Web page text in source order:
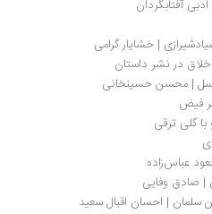
نشر داستان
محسن حسینخانی
وفایی
| احسان اقبال سعید